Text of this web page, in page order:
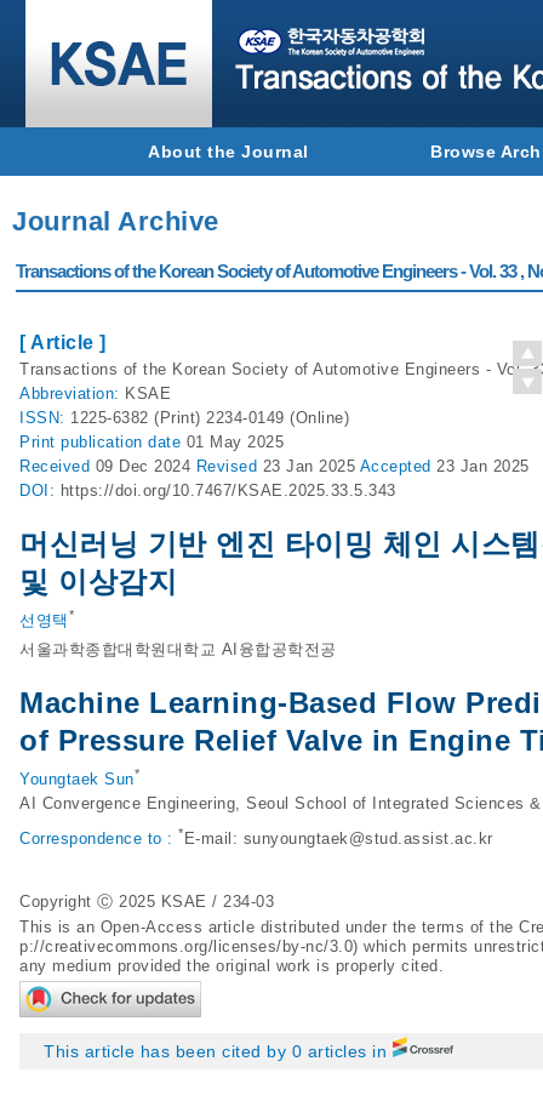
About the Journal Browse
Journal Archive
Transactions of the Korean Society of Automotive Engineers - Vol. 33 ,
[ Article ]
Transactions of the Korean Society of Automotive Engineers - Vol.
Abbreviation: KSAE
ISSN: 1225-6382 (Print) 2234-0149 (Online)
Print publication date 01 May 2025
Received 09 Dec 2024 Revised 23 Jan 2025 Accepted 23 Jan 2025
DOI: https://doi.org/10.7467/KSAE.2025.33.5.343
머신러닝 기반 엔진 타이밍 체인 시스
및 이상감지
선영택 *
서울과학종합대학원대학교 AI융합공학전공
Machine Learning-Based Flow
of Pressure Relief Valve in Engine
Youngtaek Sun*
AI Convergence Engineering, Seoul School of Integrated Sciences
Correspondence to : * E-mail: sunyoungtaek@stud.assist.ac.kr
Copyright Ⓒ 2025 KSAE / 234-03
This is an Open-Access article distributed under the terms of the
p://creativecommons.org/licenses/by-nc/3.0) which permits
any medium provided the original work is properly cited.
This article has been cited by 0 articles in